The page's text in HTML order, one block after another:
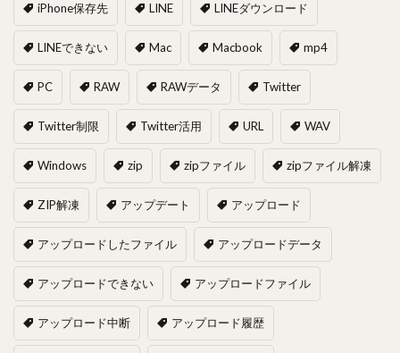
iPhone保存先 LINE LINEダウンロード
LINEできない Mac Macbook mp4
PC RAW RAWデータ Twitter
Twitter制限 Twitter活用 URL WAV
Windows zip zipファイル zipファイル解凍
ZIP解凍 アップデート アップロード
アップロードしたファイル アップロードデータ
アップロードできない アップロードファイル
アップロード中断 アップロード履歴